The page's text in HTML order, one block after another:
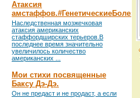
Атаксия
амстаффов.#ГенетическиеБолезни
Наследственная мозжечковая
атаксия американских
стаффордширских терьеров.В
последнее время значительно
увеличилось количество
американских ...
Мои стихи посвященные
Баксу Дэ-Дэ.
Он не предаст и не продаст, а если